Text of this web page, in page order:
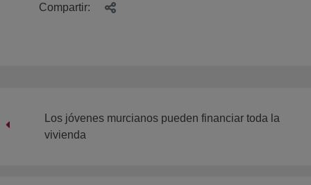
Compartir:
Los jóvenes murcianos pueden financiar toda la
vivienda